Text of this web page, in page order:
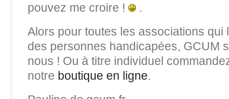
pouvez me croire !
.
Alors pour toutes les associations qui
des personnes handicapées, GCUM
nous ! Ou à titre individuel
notre boutique en ligne.